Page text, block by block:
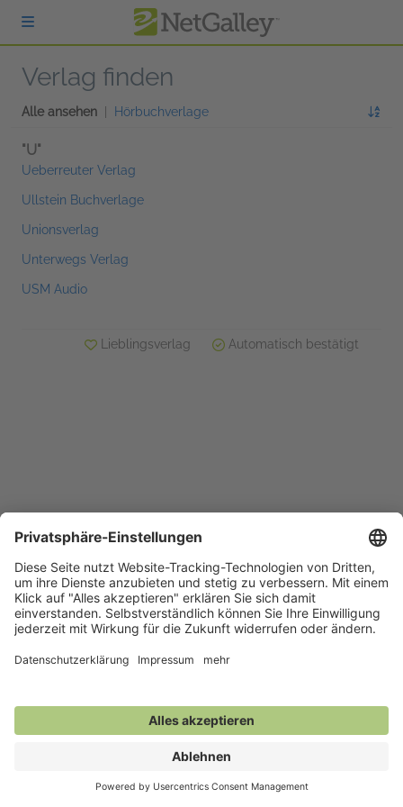
zum Hauptinhalt springen
Verlag finden
Alle ansehen Hörbuchverlage
"U"
Ueberreuter Verlag
Ullstein Buchverlage
Unionsverlag
Unterwegs Verlag
USM Audio
Lieblingsverlag Automatisch bestätigt